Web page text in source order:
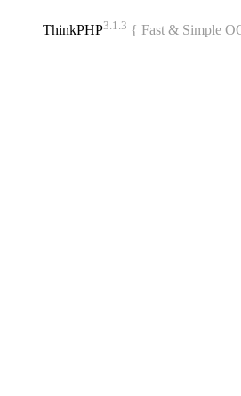
ThinkPHP3.1.3 { Fast & Simple